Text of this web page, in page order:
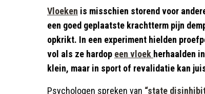
Vloeken is misschien storend voor
een goed geplaatste krachtterm pijn
opkrikt. In een experiment hielden
vol als ze hardop een vloek herhaalden
klein, maar in sport of revalidatie kan
Psychologen spreken van “state